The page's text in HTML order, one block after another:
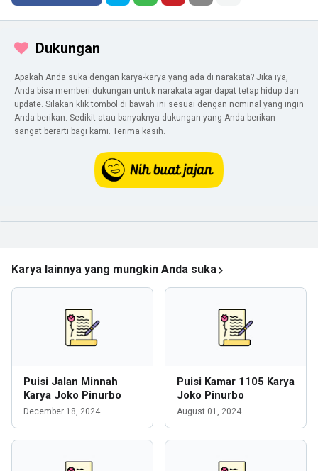
Dukungan
Apakah Anda suka dengan karya-karya yang ada di narakata? Jika iya,
Anda bisa memberi dukungan untuk narakata agar dapat tetap hidup dan
update. Silakan klik tombol di bawah ini sesuai dengan nominal yang ingin
Anda berikan. Sedikit atau banyaknya dukungan yang Anda berikan
sangat berarti bagi kami. Terima kasih.
Karya lainnya yang mungkin Anda suka
Puisi Jalan Minnah
Karya Joko Pinurbo
December 18, 2024
Puisi Kamar 1105 Karya
Joko Pinurbo
August 01, 2024